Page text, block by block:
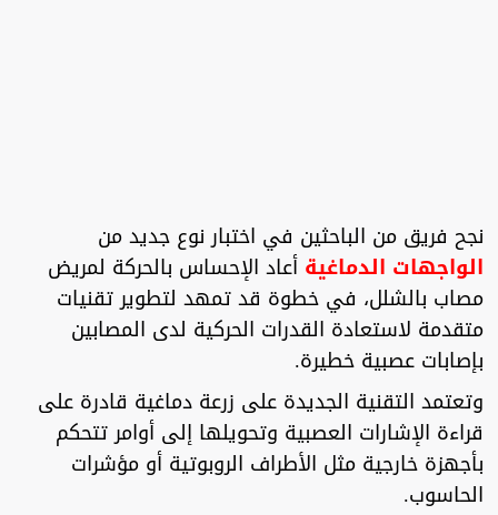
نجح فريق من الباحثين في اختبار نوع جديد من
الواجهات الدماغية أعاد الإحساس بالحركة لمريض
مصاب بالشلل، في خطوة قد تمهد لتطوير تقنيات
متقدمة لاستعادة القدرات الحركية لدى المصابين
بإصابات عصبية خطيرة.
وتعتمد التقنية الجديدة على زرعة دماغية قادرة على
قراءة الإشارات العصبية وتحويلها إلى أوامر تتحكم
بأجهزة خارجية مثل الأطراف الروبوتية أو مؤشرات
الحاسوب.